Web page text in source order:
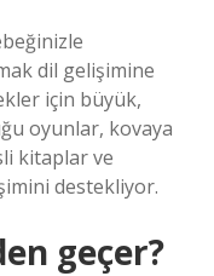
dil gelişimine
için büyük,
oyunlar, kovaya
kitaplar ve
destekliyor.
geçer?